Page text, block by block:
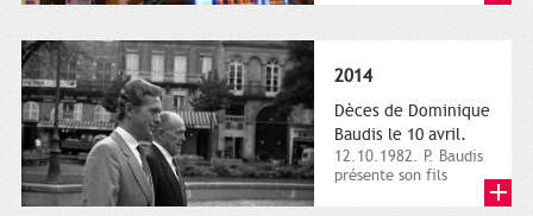
2014
Dèces de Dominique
Baudis le 10 avril.
12.10.1982. P. Baudis
présente son fils